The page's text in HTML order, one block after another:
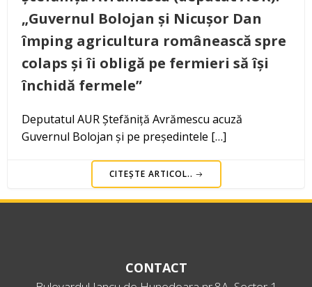
„Guvernul Bolojan și Nicușor Dan
împing agricultura românească spre
colaps și îi obligă pe fermieri să își
închidă fermele”
Deputatul AUR Ștefăniță Avrămescu acuză
Guvernul Bolojan și pe președintele […]
CITEȘTE ARTICOL..
CONTACT